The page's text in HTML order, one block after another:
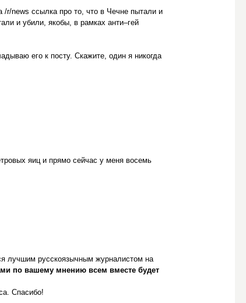
r/news ссылка про то, что в Чечне пытали и
и убили, якобы, в рамках анти–гей
его к посту. Скажите, один я никогда
яиц и прямо сейчас у меня восемь
лучшим русскоязычным журналистом на
по вашему мнению всем вместе будет
Спасибо!